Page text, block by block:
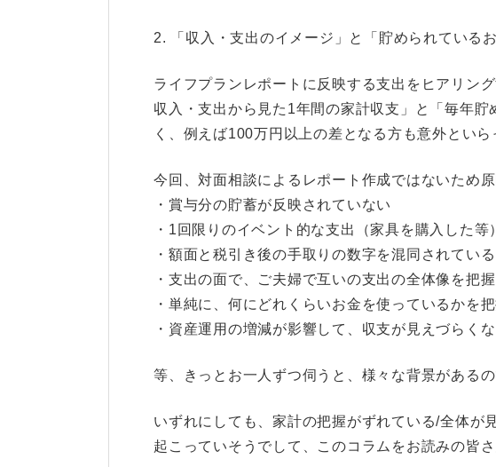
2. 「収入・支出のイメージ」と「貯められている
ライフプランレポートに反映する支出をヒアリン
収入・支出から見た1年間の家計収支」と「毎年
く、例えば100万円以上の差となる方も意外といら
今回、対面相談によるレポート作成ではないため
・賞与分の貯蓄が反映されていない
・1回限りのイベント的な支出（家具を購入した等
・額面と税引き後の手取りの数字を混同されている
・支出の面で、ご夫婦で互いの支出の全体像を把
・単純に、何にどれくらいお金を使っているかを
・資産運用の増減が影響して、収支が見えづらく
等、きっとお一人ずつ伺うと、様々な背景があるの
いずれにしても、家計の把握がずれている/全体が
起こっていそうでして、このコラムをお読みの皆